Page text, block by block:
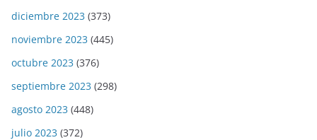
diciembre 2023 (373)
noviembre 2023 (445)
octubre 2023 (376)
septiembre 2023 (298)
agosto 2023 (448)
julio 2023 (372)